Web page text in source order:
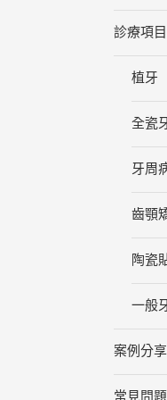
診療項目
植牙
全瓷
牙周
齒顎
陶瓷
一般
案例分享
常見問題